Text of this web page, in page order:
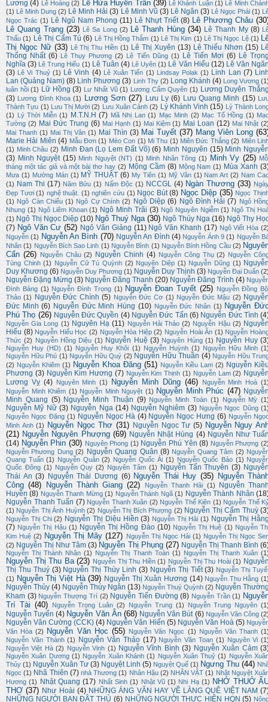
Lương (4) Lê Hoàng (2) Lê Hứa Huyền Trân (39) Lê Khánh Luận (1) Lê Minh
(1) Lê Minh Dung (2) Lê Minh Hải (3) Lê Minh Vũ (3) Lê Ngân (3) Lê Ngọc Phái (1)
Ngọc Trác (1) Lê Ngũ Nam Phong (11) Lê Nhựt Triết (8) Lê Phương Châu
Lê Quang Trạng (23) Lê Sa Long (2) Lê Thanh Hùng (34) Lê Thanh My (8)
Thấu (1) Lê Thị Cẩm Tú (6) Lê Thị Hồng Thắm (1) Lê Thị Kim (1) Lê Thị Ngọc Lệ (1)
Thị Ngọc Nữ (33) Lê Thị Thu Hiền (1) Lê Thị Xuyên (13) Lê Thiếu Nhơn (15)
Thống Nhất (6) Lê Thụy Phương (2) Lê Tiến Dũng (1) Lê Tiến Mợi (6) Lê
Nghĩa (3) Lê Trung Hiếu (1) Lê Tuân (4) Lê Uyên (1) Lê Văn Hiếu (12) Lê Văn
(3) Lê Vi Thuỷ (1) Lê Vinh (4) Lê Xuân Tiến (1) Lindsay Polak (1) Linh Lan (7)
Lan (Quảng Nam) (8) Linh Phương (3) Linh Thy (2) Long Khánh (4) Long Vương
luân hồi (1) Lữ Hồng (3) Lư Nhất Vũ (1) Lương Cẩm Quyên (1) Lương Duyên
(3) Lương Đình Khoa (1) Lương Sơn (27) Lưu Ly (6) Lưu Quang Minh (15)
Thành Tựu (1) Lưu Thị Mười (2) Lưu Xuân Cảnh (2) Lý Khánh Vinh (15) Lý Thành
(1)
Lý Thời Miễn (1) M.T.N.H (7) Mã Nhị Lan (1) Mạc Minh (2) Mạc Tố Hồng (1)
Tường (2) Mai Đức Trung (6) Mai Hạnh (1) Mai Kiệm (1) Mai Loan (12) Mai Nhật
Mai Thanh (1) Mai Thị Vân (1) Mai Thìn (3) Mai Tuyết (37) Mang Viên Long
Marie Hải Miên (4) Mẫu Đơn (1) Mèo Con (1) Mi Thu (1) Miên Đức Thắng (2) Miên
(1) Minh Châu (2) Minh Đan (Lọ Lem Đất Võ) (6) Minh Nguyên (15) Minh
(3) Minh Nguyệt (15) Minh Nguyệt (NT) (1) Minh Nhân Tông (1) Minh Vy (25)
tháng một tác giả và một bài thơ hay (2) Mộng Cầm (8) Mộng Nam (1) Mùa Xanh
Mưa (1) Mường Mán (1) MỸ THUẬT (6) My Tiên (1) Mỹ Vân (1) Nam Art (2) Nam
(1) Nam Thi (17) Năm Bửu (1) Nấm Độc (1) NCCGL (4) Ngàn Thương (33)
Đẹp Tươi (1) nghệ thuật. (1) nghiên cứu (1) Ngọc Bút (8) Ngọc Diệp (35) Ngọc
(1) Ngô Càn Chiểu (1) Ngô Cự Chính (2) Ngô Diệp (6) Ngô Đình Hải (7) Ngô
Nhung (1) Ngô Liêm Khoan (1) Ngô Minh Trãi (3) Ngô Nguyên Ngiễm (1) Ngô Thị
(1) Ngô Thị Ngọc Diệp (10) Ngô Thuý Nga (30) Ngô Thúy Nga (16) Ngô Thy
(7) Ngô Văn Cư (52) Ngô Văn Giảng (11) Ngô Văn Khanh (17) Ngô Viết Hòa
Nguyễn (1) Nguyễn An Bình (70) Nguyễn An Đình (4) Nguyễn Ánh 9 (1) Nguyễn
Nhân (1) Nguyễn Bích Sao Linh (1) Nguyễn Bình (1) Nguyễn Bính Hồng Cầu (2)
Cẩn (26) Nguyễn Châu (2) Nguyễn Chinh (4) Nguyễn Công Thụ (2) Nguyễn
Tùng Chinh (1) Nguyễn Cử Tú Quỳnh (2) Nguyên Diệp (1) Nguyễn Dũng (1)
Duy Khương (6) Nguyễn Duy Phương (1) Nguyễn Duy Thịnh (3) Nguyễn Đại Duẩn
Nguyễn Đặng Mừng (3) Nguyễn Đăng Thanh (20) Nguyễn Đăng Trình (4)
Đình Bảng (1) Nguyễn Đình Trọng (1) Nguyễn Đoan Tuyết (25)
Nguyễn Đồng
Thảo (1) Nguyễn Đức Chính (5) Nguyễn Đức Cơ (1) Nguyễn Đức Mậu (2)
Đức Minh (6) Nguyễn Đức Minh Hùng (10) Nguyễn Đức Nhân (1) Nguyễn
Phú Thọ (26) Nguyễn Đức Quyền (4) Nguyễn Đức Tấn (6) Nguyễn Đức Tình
Nguyễn Gia Long (1) Nguyên Hạ (11) Nguyễn Hải Thảo (2) Nguyễn Hậu (2)
Hiếu (8) Nguyễn Hiếu Học (2) Nguyễn Hòa Hiệp (2) Nguyễn Hoài Ân (1) Nguyễn
Thức (2) Nguyễn Hồng Diệu (1) Nguyễn Huệ (3) Nguyên Hùng (1) Nguyễn Huy
Nguyễn Huy (HD) (1) Nguyễn Huy Khôi (1) Nguyễn Huỳnh (1) Nguyễn Hữu Minh
Nguyễn Hữu Phú (1) Nguyễn Hữu Quý (2) Nguyễn Hữu Thuần (4) Nguyễn Hữu
(2) Nguyễn Khiêm (1) Nguyễn Khoa Đăng (51) Nguyễn Kiều Lam (2) Nguyễn
Phương (3) Nguyễn Kim Hương (7) Nguyễn Kim Thịnh (1) Nguyễn Lam (2)
Lương Vỵ (4) Nguyên Minh (1) Nguyễn Minh Dũng (46) Nguyễn Minh Hoà
Nguyễn Minh Khiêm (1) Nguyễn Minh Nguyệt (1) Nguyễn Minh Phúc (47)
Minh Quang (5) Nguyễn Minh Thuận (9) Nguyễn Minh Toàn (1) Nguyễn Mỳ
Nguyễn Mỹ Nữ (3) Nguyễn Nga (14) Nguyễn Nghiêm (3) Nguyễn Ngọc Dũng
Nguyễn Ngọc Đặng (1) Nguyễn Ngọc Hà (4) Nguyễn Ngọc Hưng (6) Nguyễn
Minh Anh (1) Nguyễn Ngọc Thơ (31) Nguyễn Ngọc Tư (5) Nguyễn Nguy
(21) Nguyễn Nguyên Phượng (69) Nguyễn Nhật Hùng (4) Nguyễn Như
(14) Nguyễn Phin (30) Nguyên Phong (1) Nguyễn Phú Yên (8) Nguyễn Phượng
Nguyễn Phương Dung (2) Nguyễn Quang Quân (8) Nguyễn Quang Tâm (2)
Quang Tuấn (1) Nguyễn Quân (2) Nguyễn Quốc Ái (1) Nguyễn Quốc Bảo (1)
Quốc Đông (1) Nguyễn Quy (2) Nguyên Tâm (1) Nguyễn Tấn Thuyên (3)
Thái An (3) Nguyễn Thái Dương (6) Nguyễn Thái Huy (35)
Nguyễn
Công (48) Nguyễn Thành Giang (22) Nguyễn Thanh Hải (1)
Nguyễn
Huyền (8) Nguyễn Thanh Mừng (1) Nguyễn Thánh Ngã (1) Nguyễn Thành Nhân
Nguyễn Thanh Tuấn (7) Nguyễn Thanh Xuân (2) Nguyễn Thế Kiên (1) Nguyễn Thế
(1) Nguyễn Thị Ánh Huỳnh (2) Nguyễn Thị Bích Phượng (2) Nguyễn Thị Cẩm Thuỳ
Nguyễn Thị Chi (2) Nguyễn Thị Diệu Hiền (3) Nguyễn Thị Hải (1) Nguyễn Thị
(7) Nguyễn Thị Hậu (1) Nguyễn Thị Hồng Đào (10) Nguyễn Thị Huệ (1) Nguyễn
Kim Huệ (2) Nguyễn Thị Mây (127) Nguyễn Thị Ngọc Hải (1) Nguyễn Thị Ngọc
(2) Nguyễn Thị Như Tâm (3) Nguyễn Thị Phụng (27) Nguyễn Thị Thanh Bình
Nguyễn Thị Thành Nhân (1) Nguyễn Thị Thanh Toàn (1) Nguyễn Thị Thanh Xuân
Nguyễn Thị Thu Ba (23) Nguyễn Thị Thu Hiền (1) Nguyễn Thị Thu Hoài (1)
Thị Thu Thuý (3) Nguyễn Thị Thùy Linh (3) Nguyễn Thị Tiết (3) Nguyễn Thị
(1) Nguyễn Thị Việt Hà (39) Nguyễn Thị Xuân Hương (14) Nguyễn Thu Hằng
Nguyễn Thủy (4) Nguyễn Thúy Ngân (13) Nguyễn Thuý Quỳnh (2) Nguyễn
Kham (3) Nguyễn Thượng Trí (2) Nguyễn Tiến Đường (8) Nguyễn Trần (1)
Trí Tài (40) Nguyễn Trọng Luân (2) Nguyễn Trung (1) Nguyễn Trung Nguyên
Nguyễn Tuyển (4) Nguyễn Văn Ân (68) Nguyễn Văn Bút (6) Nguyễn Văn Công
Nguyễn Văn Cường (CCK) (4) Nguyễn Văn Hiến (5) Nguyễn Văn Hoà (5)
Văn Hòa (2) Nguyễn Văn Học (55) Nguyễn Văn Ngọc (1) Nguyễn Văn Thanh
Nguyễn Văn Thành (1) Nguyễn Văn Thảo (17) Nguyễn Văn Toan (1) Nguyên Vi
Nguyễn Việt Hà (2) Nguyễn Vinh (1) Nguyễn Vĩnh Bình (3) Nguyễn Xuân Cảm
Nguyễn Xuân Dương (1) Nguyễn Xuân Khánh (1) Nguyễn Xuân Thuỷ (1) Nguyễn
Thủy (1) Nguyễn Xuân Tư (3) Nguyệt Linh (5) Nguyệt Quế (1) Ngưng Thu (44)
Ngọc (1) Nhã Thiên (7) nhà Thương (1) Nhân Hậu (2) NHÂN VẬT (1) Nhật Nguyệt
Hương (1) Nhật Quang (17) Nhất Sinh (1) Nhật Vũ (1) Nhi Hạ (1) NHỚ THUỞ
THƠ (37) Như Hoài (4) NHỮNG ÁNG VĂN HAY VỀ LÀNG QUÊ VIỆT NAM
NHỮNG NGƯỜI BẠN ĐÂT THỦ (6) NHỮNG NGƯỜI THỰC HIỆN HQN (5)